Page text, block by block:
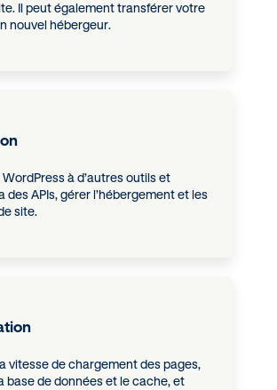
Il peut également transférer votre
nouvel hébergeur.
à d’autres outils et
des APIs, gérer l’hébergement et les
site.
vitesse de chargement des pages,
base de données et le cache, et